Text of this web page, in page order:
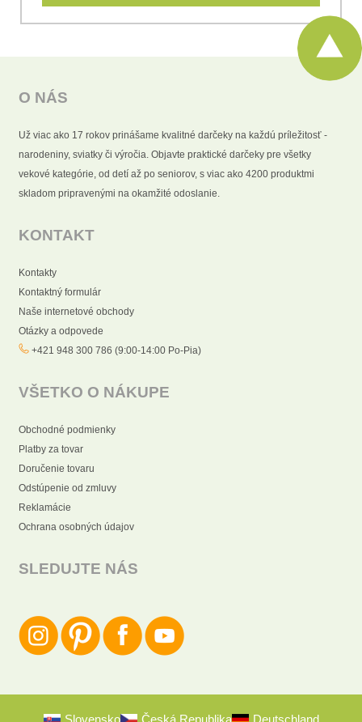
O NÁS
Už viac ako 17 rokov prinášame kvalitné darčeky na každú príležitosť -
narodeniny, sviatky či výročia. Objavte praktické darčeky pre všetky
vekové kategórie, od detí až po seniorov, s viac ako 4200 produktmi
skladom pripravenými na okamžité odoslanie.
KONTAKT
Kontakty
Kontaktný formulár
Naše internetové obchody
Otázky a odpovede
+421 948 300 786 (9:00-14:00 Po-Pia)
VŠETKO O NÁKUPE
Obchodné podmienky
Platby za tovar
Doručenie tovaru
Odstúpenie od zmluvy
Reklamácie
Ochrana osobných údajov
SLEDUJTE NÁS